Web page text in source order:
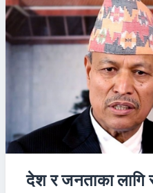
देश र जनताका लागि